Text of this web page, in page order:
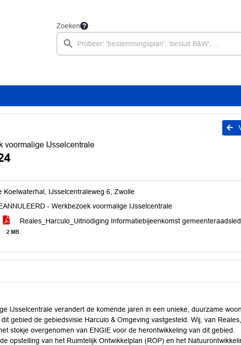
Zoeken
voormalige IJsselcentrale
Koelwaterhal, IJsselcentraleweg 6, Zwolle
- Werkbezoek voormalige IJsselcentrale
Reales_Harculo_Uitnodiging Informatiebijeenkomst
2 MB
IJsselcentrale verandert de komende jaren in een unieke, duurzame
gebied de gebiedsvisie Harculo & Omgeving vastgesteld. Wij, van
stokje overgenomen van ENGIE voor de herontwikkeling van dit gebied.
opstelling van het Ruimtelijk Ontwikkelplan (ROP) en het